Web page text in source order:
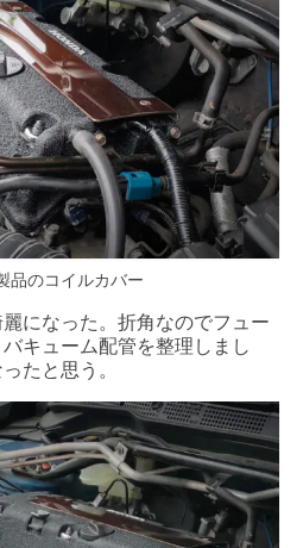
品のコイルカバー
になった。折角なのでフュー
キューム配管を整理しまし
たと思う。